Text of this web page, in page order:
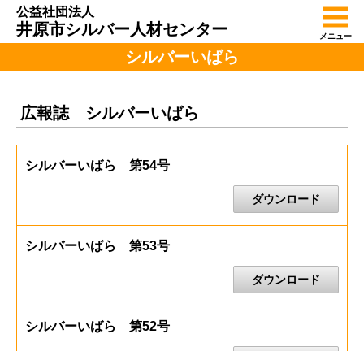
公益社団法人
井原市シルバー人材センター メニュー
シルバーいばら
広報誌 シルバーいばら
シルバーいばら 第54号
ダウンロード
シルバーいばら 第53号
ダウンロード
シルバーいばら 第52号